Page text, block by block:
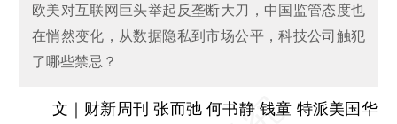
欧美对互联网巨头举起反垄断大刀，中国监管态度也
在悄然变化，从数据隐私到市场公平，科技公司触犯
了哪些禁忌？
文｜财新周刊 张而弛 何书静 钱童 特派美国华